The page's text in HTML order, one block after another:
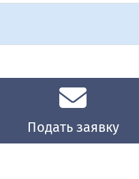
Подать заявку